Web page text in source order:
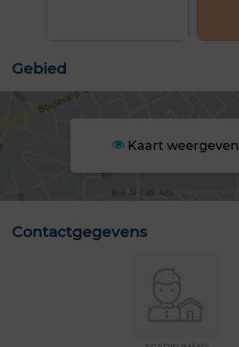
Gebied
Kaart weergeven
Contactgegevens